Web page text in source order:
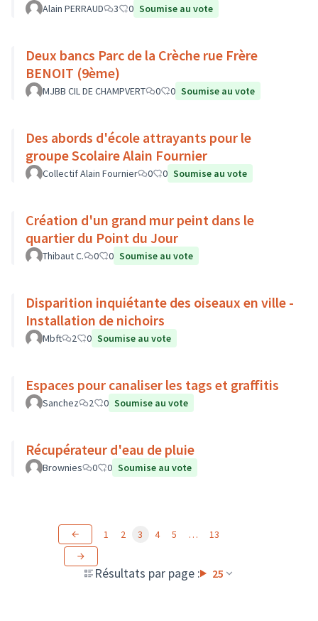
Alain PERRAUD 3 0 Soumise au vote
Deux bancs Parc de la Crèche rue Frère
BENOIT (9ème)
MJBB CIL DE CHAMPVERT 0 0 Soumise au vote
Des abords d'école attrayants pour le
groupe Scolaire Alain Fournier
Collectif Alain Fournier 0 0 Soumise au vote
Création d'un grand mur peint dans le
quartier du Point du Jour
Thibaut C. 0 0 Soumise au vote
Disparition inquiétante des oiseaux en ville -
Installation de nichoirs
Mbft 2 0 Soumise au vote
Espaces pour canaliser les tags et graffitis
Sanchez 2 0 Soumise au vote
Récupérateur d'eau de pluie
Brownies 0 0 Soumise au vote
Résultats par page : 25
1 2 3 4 5 … 13